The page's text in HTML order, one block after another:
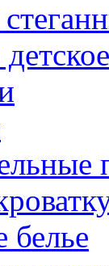
белье